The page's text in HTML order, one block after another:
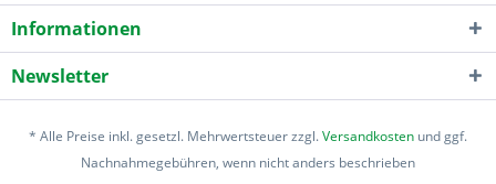
Informationen
Newsletter
* Alle Preise inkl. gesetzl. Mehrwertsteuer zzgl.Versandkosten und ggf.
Nachnahmegebühren, wenn nicht anders beschrieben